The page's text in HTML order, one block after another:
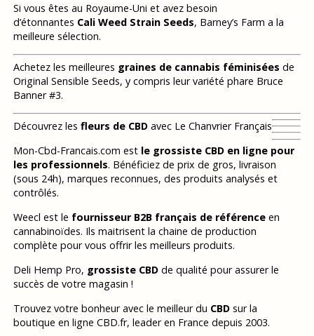
Si vous êtes au Royaume-Uni et avez besoin
d’étonnantes Cali Weed Strain Seeds, Barney’s Farm a la
meilleure sélection.
Achetez les meilleures graines de cannabis féminisées de
Original Sensible Seeds, y compris leur variété phare Bruce
Banner #3.
Découvrez les fleurs de CBDavec Le Chanvrier Français
Mon-Cbd-Francais.com est le grossiste CBD en ligne pour
les professionnels. Bénéficiez de prix de gros, livraison
(sous 24h), marques reconnues, des produits analysés et
contrôlés.
Weecl est le fournisseur B2B français de référenceen
cannabinoïdes. Ils maitrisent la chaine de production
complète pour vous offrir les meilleurs produits.
Deli Hemp Pro, grossiste CBDde qualité pour assurer le
succès de votre magasin !
Trouvez votre bonheur avec le meilleur du CBDsur la
boutique en ligne CBD.fr, leader en France depuis 2003.